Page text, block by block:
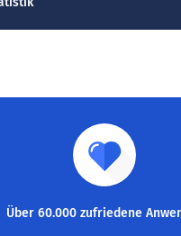
Über 60.000 zufriedene